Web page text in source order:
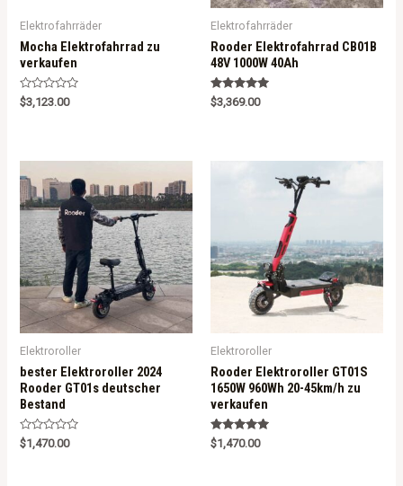
Elektrofahrräder
Mocha Elektrofahrrad zu
verkaufen
R
a
o
u
t
o
f
$3,123.00
Elektrofahrräder
Rooder Elektrofahrrad CB01B
48V 1000W 40Ah
Rated
5.00
$3,369.00
Elektroroller
bester Elektroroller 2024
Rooder GT01s deutscher
Bestand
R
a
$1,470.00
Elektroroller
Rooder Elektroroller GT01S
1650W 960Wh 20-45km/h zu
verkaufen
Rated
5.00
$1,470.00